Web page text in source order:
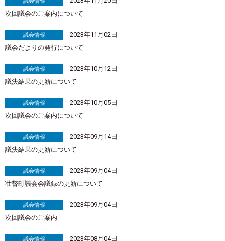
次回議会のご案内について
議会情報
2023年11月02日
議会だよりの発行について
議会情報
2023年10月12日
議決結果の更新について
議会情報
2023年10月05日
次回議会のご案内について
議会情報
2023年09月14日
議決結果の更新について
議会情報
2023年09月04日
壮瞥町議会会議録の更新について
議会情報
2023年09月04日
次回議会のご案内
議会情報
2023年08月04日